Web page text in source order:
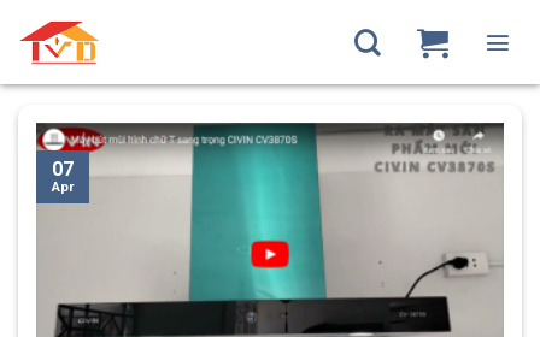
CATEGORY ARCHIVES: VIDEO SẢN PHẨM
07
Apr